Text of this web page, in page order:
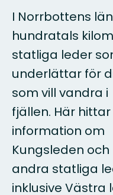
I Norrbottens
hundratals
statliga leder
underlättar för
som vill vandra i
fjällen. Här hittar
information om
Kungsleden och
andra statliga
inklusive Västra